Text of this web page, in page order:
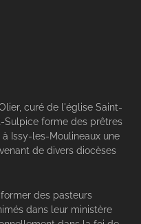
curé de l'église Saint-
Sulpice forme des prêtres
Issy-les-Moulineaux une
de divers diocèses
former des pasteurs
dans leur ministère